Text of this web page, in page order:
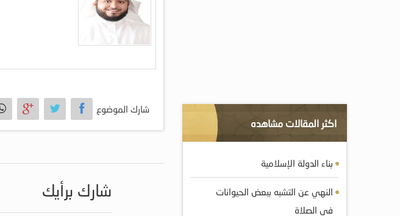
شارك الموضوع
شارك برأيك
اكثر المقالات مشاهده
بناء الدولة الإسلامية
النهي عن التشبه ببعض الحيوانات
في الصلاة